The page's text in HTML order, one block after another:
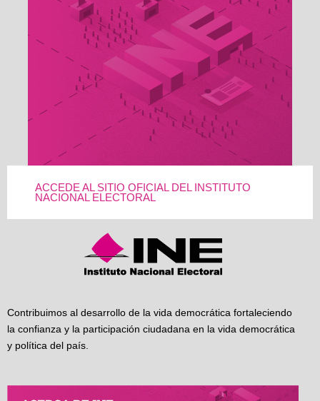
ACCEDE AL SITIO OFICIAL DEL INSTITUTO
NACIONAL ELECTORAL
Contribuimos al desarrollo de la vida democrática fortaleciendo
la confianza y la participación ciudadana en la vida democrática
y política del país.